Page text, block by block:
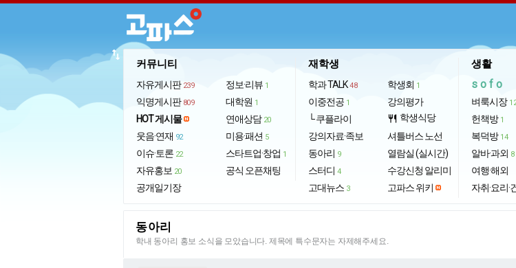
커뮤니티
자유게시판 239
익명게시판 809
HOT 게시물
웃음·연재 92
이슈·토론 22
자유홍보 20
공개일기장
정보·리뷰 1
대학원 1
연애상담 20
미용·패션 5
스타트업·창업 1
공식 오픈채팅
재학생
학과 TALK 48
이중전공 1
└ 쿠플라이
강의자료·족보
동아리 9
스터디 4
고대뉴스 3
학생회 1
강의평가
restaurant 학생식당
셔틀버스 노선
열람실 (실시간)
수강신청 알리미
고파스 위키
생활
sofo
벼룩시장 12
헌책방 1
복덕방 14
알바·과외 8
여행·해외
자취·요리·
import_export
동아리
학내 동아리 홍보 소식을 모았습니다. 제목에 특수문자는 자제해주세요.